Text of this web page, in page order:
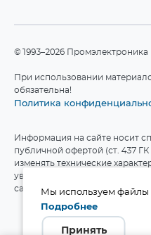
©1993–2026 Промэлектроника
При использовании
обязательна!
Политика
Информация на сайте носит
публичной офертой (ст. 437
изменять технические
уведомления. Актуальные
сайте производителя.
Мы используем файлы
Подробнее
Принять